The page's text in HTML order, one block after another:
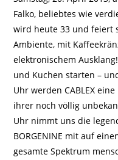
Falko, beliebtes wie
wird heute 33 und feiert
Ambiente, mit
elektronischem
und Kuchen starten –
Uhr werden CABLEX
ihrer noch völlig
Uhr nimmt uns die
BORGENINE mit auf
gesamte Spektrum